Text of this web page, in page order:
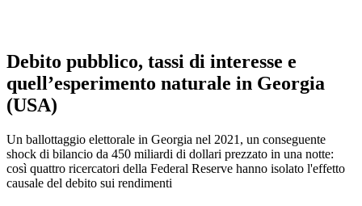
Debito pubblico, tassi di interesse e
quell’esperimento naturale in Georgia
(USA)
Un ballottaggio elettorale in Georgia nel 2021, un conseguente
shock di bilancio da 450 miliardi di dollari prezzato in una notte:
così quattro ricercatori della Federal Reserve hanno isolato l'effetto
causale del debito sui rendimenti